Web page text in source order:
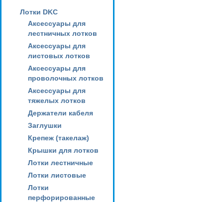
Лотки DKC
Аксессуары для
лестничных лотков
Аксессуары для
листовых лотков
Аксессуары для
проволочных лотков
Аксессуары для
тяжелых лотков
Держатели кабеля
Заглушки
Крепеж (такелаж)
Крышки для лотков
Лотки лестничные
Лотки листовые
Лотки
перфорированные